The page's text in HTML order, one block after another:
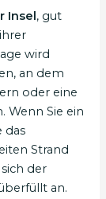
Insel , gut
wird
an dem
oder eine
Wenn Sie ein
das
Strand
der
an.